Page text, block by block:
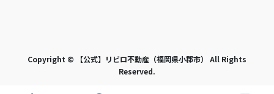
Copyright © 【公式】リビロ不動産（福岡県小郡市） All Rights
Reserved.